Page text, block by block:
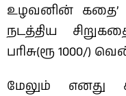
உழவனின் கதை’
நடத்திய
பரிசு(ரூ 1000/‍)
மேலும் எனது